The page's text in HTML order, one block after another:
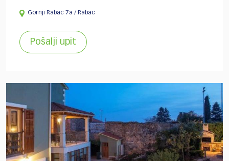
Gornji Rabac 7a / Rabac
Pošalji upit